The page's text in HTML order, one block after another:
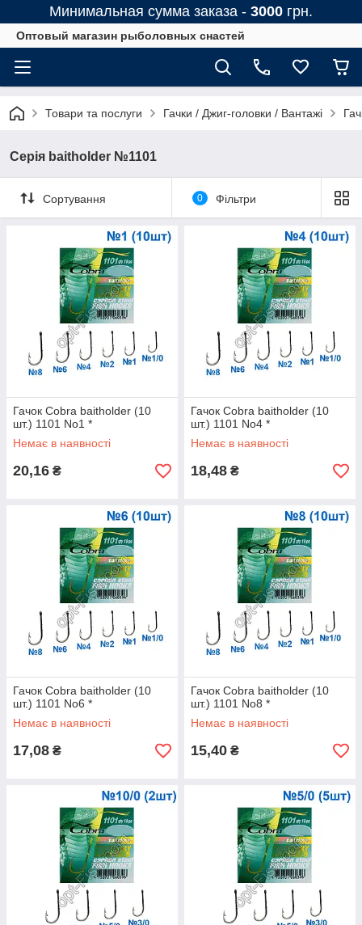
Минимальная сумма заказа - 3000 грн.
Оптовый магазин рыболовных снастей
Товари та послуги Гачки / Джиг-головки / Вантажі
Серія baitholder №1101
Сортування 0 Фільтри
Гачок Cobra baitholder (10
шт.) 1101 No1 *
Немає в наявності
20,16 ₴
Гачок Cobra baitholder (10
шт.) 1101 No4 *
Немає в наявності
18,48 ₴
Гачок Cobra baitholder (10
шт.) 1101 No6 *
Немає в наявності
17,08 ₴
Гачок Cobra baitholder (10
шт.) 1101 No8 *
Немає в наявності
15,40 ₴